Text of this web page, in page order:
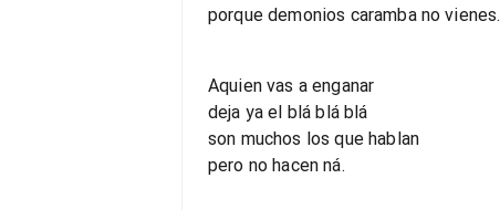
porque demonios caramba no vienes.
Aquien vas a enganar
deja ya el blá blá blá
son muchos los que hablan
pero no hacen ná.